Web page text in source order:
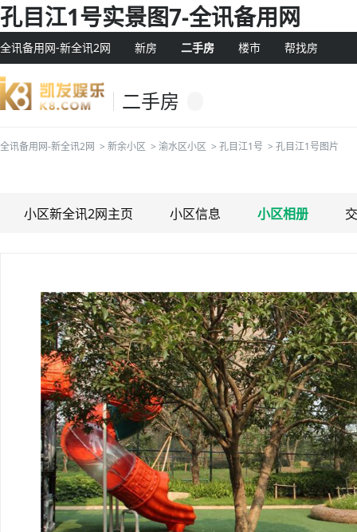
孔目江1号实景图7-全讯备用网
全讯备用网-新全讯2网 新房 二手房 楼市 帮找房
二手房
全讯备用网-新全讯2网 > 新余小区 > 渝水区小区 > 孔目江1号 > 孔目江1号图片
小区新全讯2网主页 小区信息 小区相册